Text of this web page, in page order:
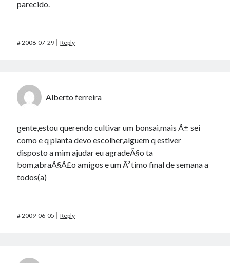
parecido.
#2008-07-29 Reply
Alberto ferreira
gente,estou querendo cultivar um bonsai,mais Ã± sei
como e q planta devo escolher,alguem q estiver
disposto a mim ajudar eu agradeÃ§o ta
bom,abraÃ§Ã£o amigos e um Ã³timo final de semana a
todos(a)
#2009-06-05 Reply